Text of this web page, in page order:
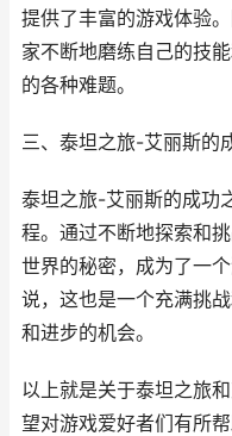
提供了丰富的游戏体验
家不断地磨练自己的技
的各种难题。
三、泰坦之旅-艾丽斯的
泰坦之旅-艾丽斯的成功
程。通过不断地探索和
世界的秘密，成为了一
说，这也是一个充满挑
和进步的机会。
以上就是关于泰坦之旅
望对游戏爱好者们有所